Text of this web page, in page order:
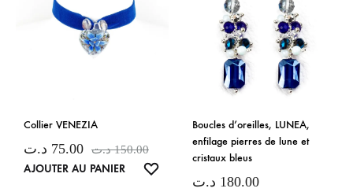
Collier VENEZIA
75.00 د.ت 150.00 د.ت
AJOUTER AU PANIER
Boucles d’oreilles, LUNEA,
enfilage pierres de lune et
cristaux bleus
180.00 د.ت